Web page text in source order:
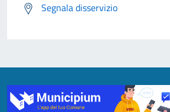
Segnala disservizio